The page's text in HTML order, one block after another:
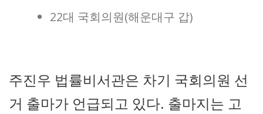
22대 국회의원(해운대구 갑)
주진우 법률비서관은 차기 국회의원 선
거 출마가 언급되고 있다. 출마지는 고